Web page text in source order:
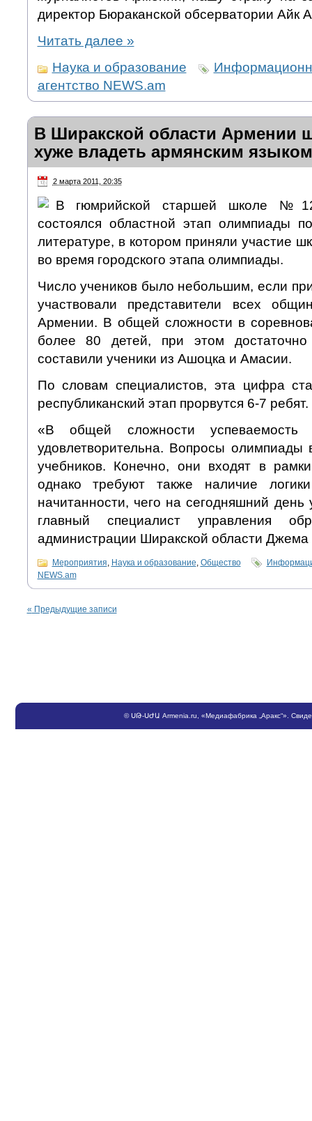
директор Бюраканской обсерватории Айк
Читать далее »
Наука и образование
агентство NEWS.am
В Ширакской области Армении
хуже владеть армянским языком
2 марта 2011, 20:35
В гюмрийской старшей школе
состоялся областной этап олимпиады
литературе, в котором приняли участие
во время городского этапа олимпиады.
Число учеников было небольшим, если
участвовали представители всех
Армении. В общей сложности в
более 80 детей, при этом достаточно
составили ученики из Ашоцка и Амасии.
По словам специалистов, эта цифра
республиканский этап прорвутся 6-7 ребят.
«В общей сложности успеваемость
удовлетворительна. Вопросы
учебников. Конечно, они входят в
однако требуют также наличие
начитанности, чего на сегодняшний день
главный специалист управления
администрации Ширакской области Джема
Мероприятия, Наука и образование, Общество
NEWS.am
« Предыдущие записи
©ՍԹ-ՍԺԱ Armenia.ru , «Медиафабрика „Аракс“».